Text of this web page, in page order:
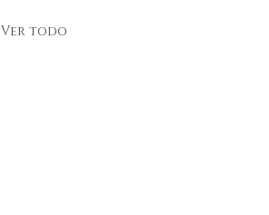
Ver todo